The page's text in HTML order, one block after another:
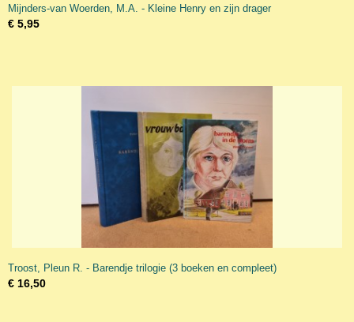
Mijnders-van Woerden, M.A. - Kleine Henry en zijn drager
€ 5,95
Troost, Pleun R. - Barendje trilogie (3 boeken en compleet)
€ 16,50